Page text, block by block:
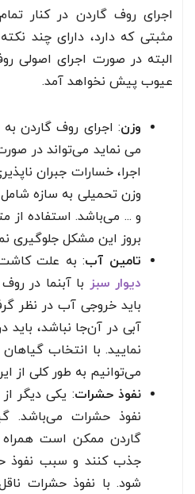
اجرای روف گاردن در کنار
مثبتی که دارد، دارای چند
البته در صورت اجرای اصولی
عیوب پیش نخواهد آمد.
وزن: اجرای روف گاردن به
می نماید می‌تواند در
اجرا، خسارات جبران
وزن تحمیلی به سازه
و ... می‌باشد. استفاده از
بروز این مشکل جلوگیری
تامین آب: به علت
دیوار سبز با آبنما در
باید خروجی آب در نظر
آبی در آن‌جا نباشد،
نمایید. با انتخاب
می‌توانیم به طور کلی از
نفوذ حشرات: یکی دیگر
نفوذ حشرات می‌باشد.
گاردن ممکن است همراه
جذب کنند و سبب نفوذ
شود. با نفوذ حشرات